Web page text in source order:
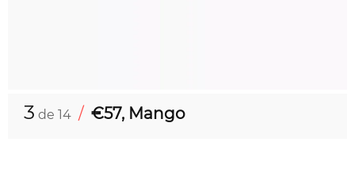
3 de 14 / €57, Mango